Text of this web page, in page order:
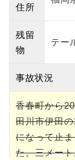
住所
残留
物
テー
事故状況
香春町から
田川市伊田
になって止
た。三メー